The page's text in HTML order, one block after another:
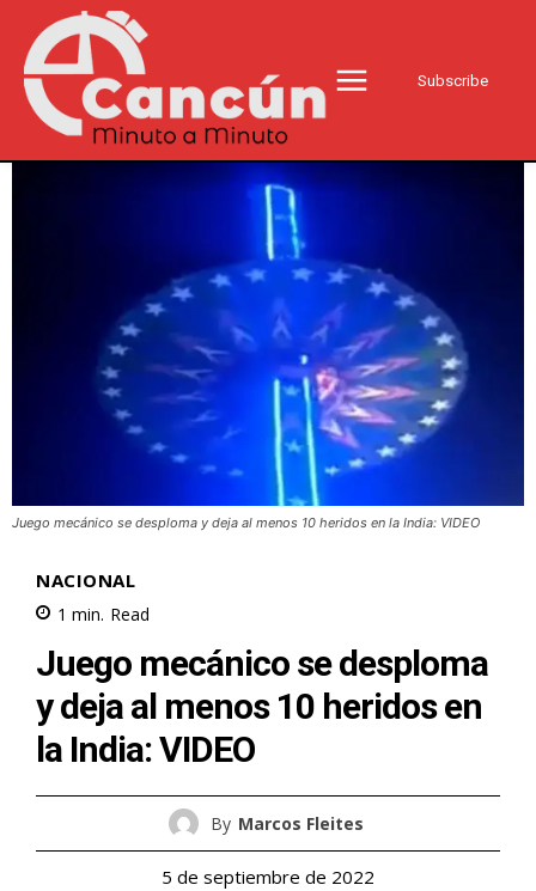
Subscribe
Juego mecánico se desploma y deja al menos 10 heridos en la India: VIDEO
NACIONAL
1 min. Read
Juego mecánico se desploma
y deja al menos 10 heridos en
la India: VIDEO
By Marcos Fleites
5 de septiembre de 2022